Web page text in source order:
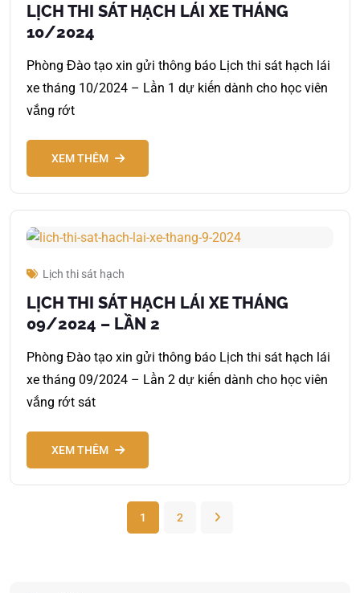
LỊCH THI SÁT HẠCH LÁI XE THÁNG
10/2024
Phòng Đào tạo xin gửi thông báo Lịch thi sát hạch lái
xe tháng 10/2024 – Lần 1 dự kiến dành cho học viên
vắng rớt
XEM THÊM
Lịch thi sát hạch
LỊCH THI SÁT HẠCH LÁI XE THÁNG
09/2024 – LẦN 2
Phòng Đào tạo xin gửi thông báo Lịch thi sát hạch lái
xe tháng 09/2024 – Lần 2 dự kiến dành cho học viên
vắng rớt sát
XEM THÊM
1 2